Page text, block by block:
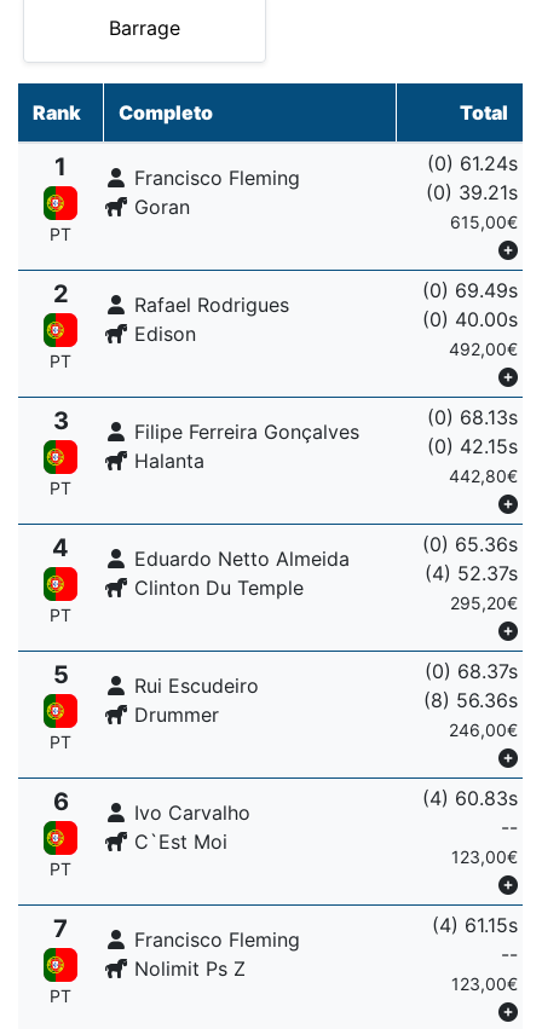
Barrage
Rank Completo Total
1
PT
Francisco Fleming
Goran
(0) 61.24s
(0) 39.21s
615,00€
2
PT
Rafael Rodrigues
Edison
(0) 69.49s
(0) 40.00s
492,00€
3
PT
Filipe Ferreira Gonçalves
Halanta
(0) 68.13s
(0) 42.15s
442,80€
4
PT
Eduardo Netto Almeida
Clinton Du Temple
(0) 65.36s
(4) 52.37s
295,20€
5
PT
Rui Escudeiro
Drummer
(0) 68.37s
(8) 56.36s
246,00€
6
PT
Ivo Carvalho
C`Est Moi
(4) 60.83s
--
123,00€
7
PT
Francisco Fleming
Nolimit Ps Z
(4) 61.15s
--
123,00€